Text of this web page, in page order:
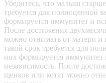
Убедитесь, что малыш
требуется для полноценной
формируется иммунитет и
После достижения
можно отнимать от матери
такой срок требуется для
них формируется иммунитет
независимость. После
щенков или котят можно